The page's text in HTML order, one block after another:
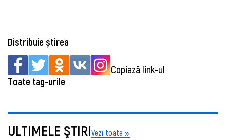
Distribuie știrea
Copiază link-ul
Toate tag-urile
ULTIMELE ŞTIRIVezi toate